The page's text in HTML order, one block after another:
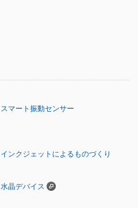
スマート振動センサー
インクジェットによるものづくり
水晶デバイス